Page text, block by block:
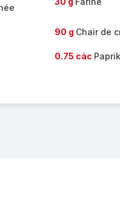
90 g Chair de
0.75 càc